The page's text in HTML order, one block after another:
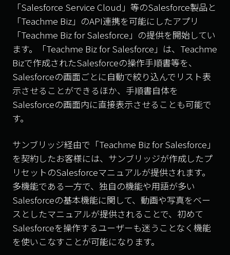
「Salesforce Service Cloud」等のSalesforce製品と
「Teachme Biz」のAPI連携を可能にしたアプリ
「Teachme Biz for Salesforce」の提供を開始してい
ます。「Teachme Biz for Salesforce」は、Teachme
Bizで作成されたSalesforceの操作手順書等を、
Salesforceの画面ごとに自動で絞り込んでリスト表
示させることができるほか、手順書自体を
Salesforceの画面内に直接表示させることも可能で
す。
サンブリッジ経由で「Teachme Biz for Salesforce」
を契約したお客様には、サンブリッジが作成したプ
リセットのSalesforceマニュアルが提供されます。
多機能である一方で、独自の機能や用語が多い
Salesforceの基本機能に関して、動画や写真をベー
スとしたマニュアルが提供されることで、初めて
Salesforceを操作するユーザーも迷うことなく機能
を使いこなすことが可能になります。